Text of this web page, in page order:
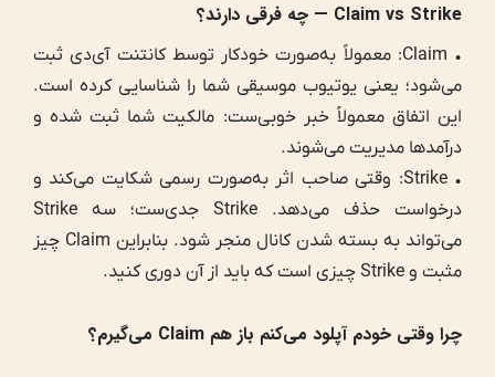
Claim vs Strike — چه فرقی دارند؟
• Claim: معمولاً به‌صورت خودکار توسط کانتنت آی‌دی ثبت
می‌شود؛ یعنی یوتیوب موسیقی شما را شناسایی کرده است.
این اتفاق معمولاً خبر خوبی‌ست: مالکیت شما ثبت شده و
درآمدها مدیریت می‌شوند.
• Strike: وقتی صاحب اثر به‌صورت رسمی شکایت می‌کند و
درخواست حذف می‌دهد. Strike جدی‌ست؛ سه Strike
می‌تواند به بسته شدن کانال منجر شود. بنابراین Claim چیز
مثبت و Strike چیزی است که باید از آن دوری کنید.
چرا وقتی خودم آپلود می‌کنم باز هم Claim می‌گیرم؟